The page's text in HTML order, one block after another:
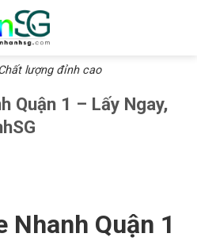
lượng đỉnh cao
Quận 1 – Lấy Ngay,
Nhanh Quận 1